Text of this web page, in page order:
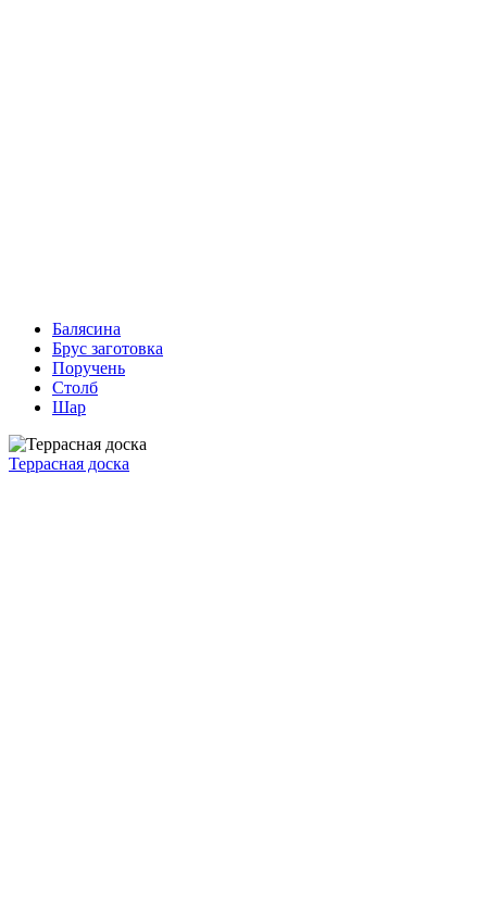
Балясина
Брус заготовка
Поручень
Столб
Шар
Террасная доска